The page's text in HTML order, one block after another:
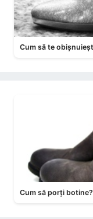
Cum să te
Cum să porți